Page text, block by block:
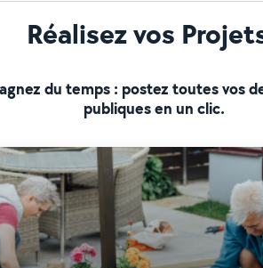
Réalisez vos
du temps : postez toutes vos
publiques en un clic.